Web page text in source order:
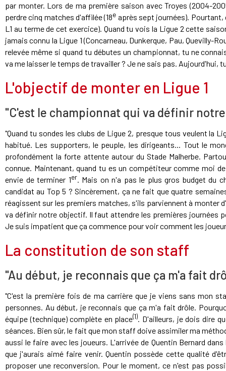
par monter. Lors de ma première saison avec Troyes (2004-
perdre cinq matches d'affilée (18e après sept journées). Pourtant,
L1 au terme de cet exercice). Quand tu vois la Ligue 2 cette
jamais connu la Ligue 1 (Concarneau, Dunkerque, Pau, Quevilly-
relevée même si quand tu débutes un championnat, tu ne
va me laisser le temps de travailler ? Je ne sais pas. Aujourd'hui,
L'objectif de monter en Ligue 1
"C'est le championnat qui va définir
"Quand tu sondes les clubs de Ligue 2, presque tous veulent la
habitué. Les supporters, le peuple, les dirigeants... Tout le
profondément la forte attente autour du Stade Malherbe.
connue. Maintenant, quand tu es un compétiteur comme moi
envie de terminer 1er. Mais on n'a pas le plus gros budget du
candidat au Top 5 ? Sincèrement, ça ne fait que quatre
réagissent sur les premiers matches, s'ils parviennent à monter
va définir notre objectif. Il faut attendre les premières journées
Je suis impatient que ça commence pour voir comment les
La constitution de son staff
"Au début, je reconnais que ça m'a fait
"C'est la première fois de ma carrière que je viens sans mon
personnes. Au début, je reconnais que ça m'a fait drôle.
équipe (technique) complète en place(1). D'ailleurs, je dois dire
séances. Bien sûr, le fait que mon staff doive assimiler ma
aussi le faire avec les joueurs. L'arrivée de Quentin Bernard
que j'aurais aimé faire venir. Quentin possède cette qualité
proposer une reconversion. Pour le moment, ce n'est pas